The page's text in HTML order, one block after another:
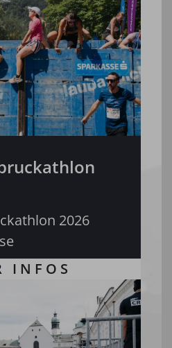
2026